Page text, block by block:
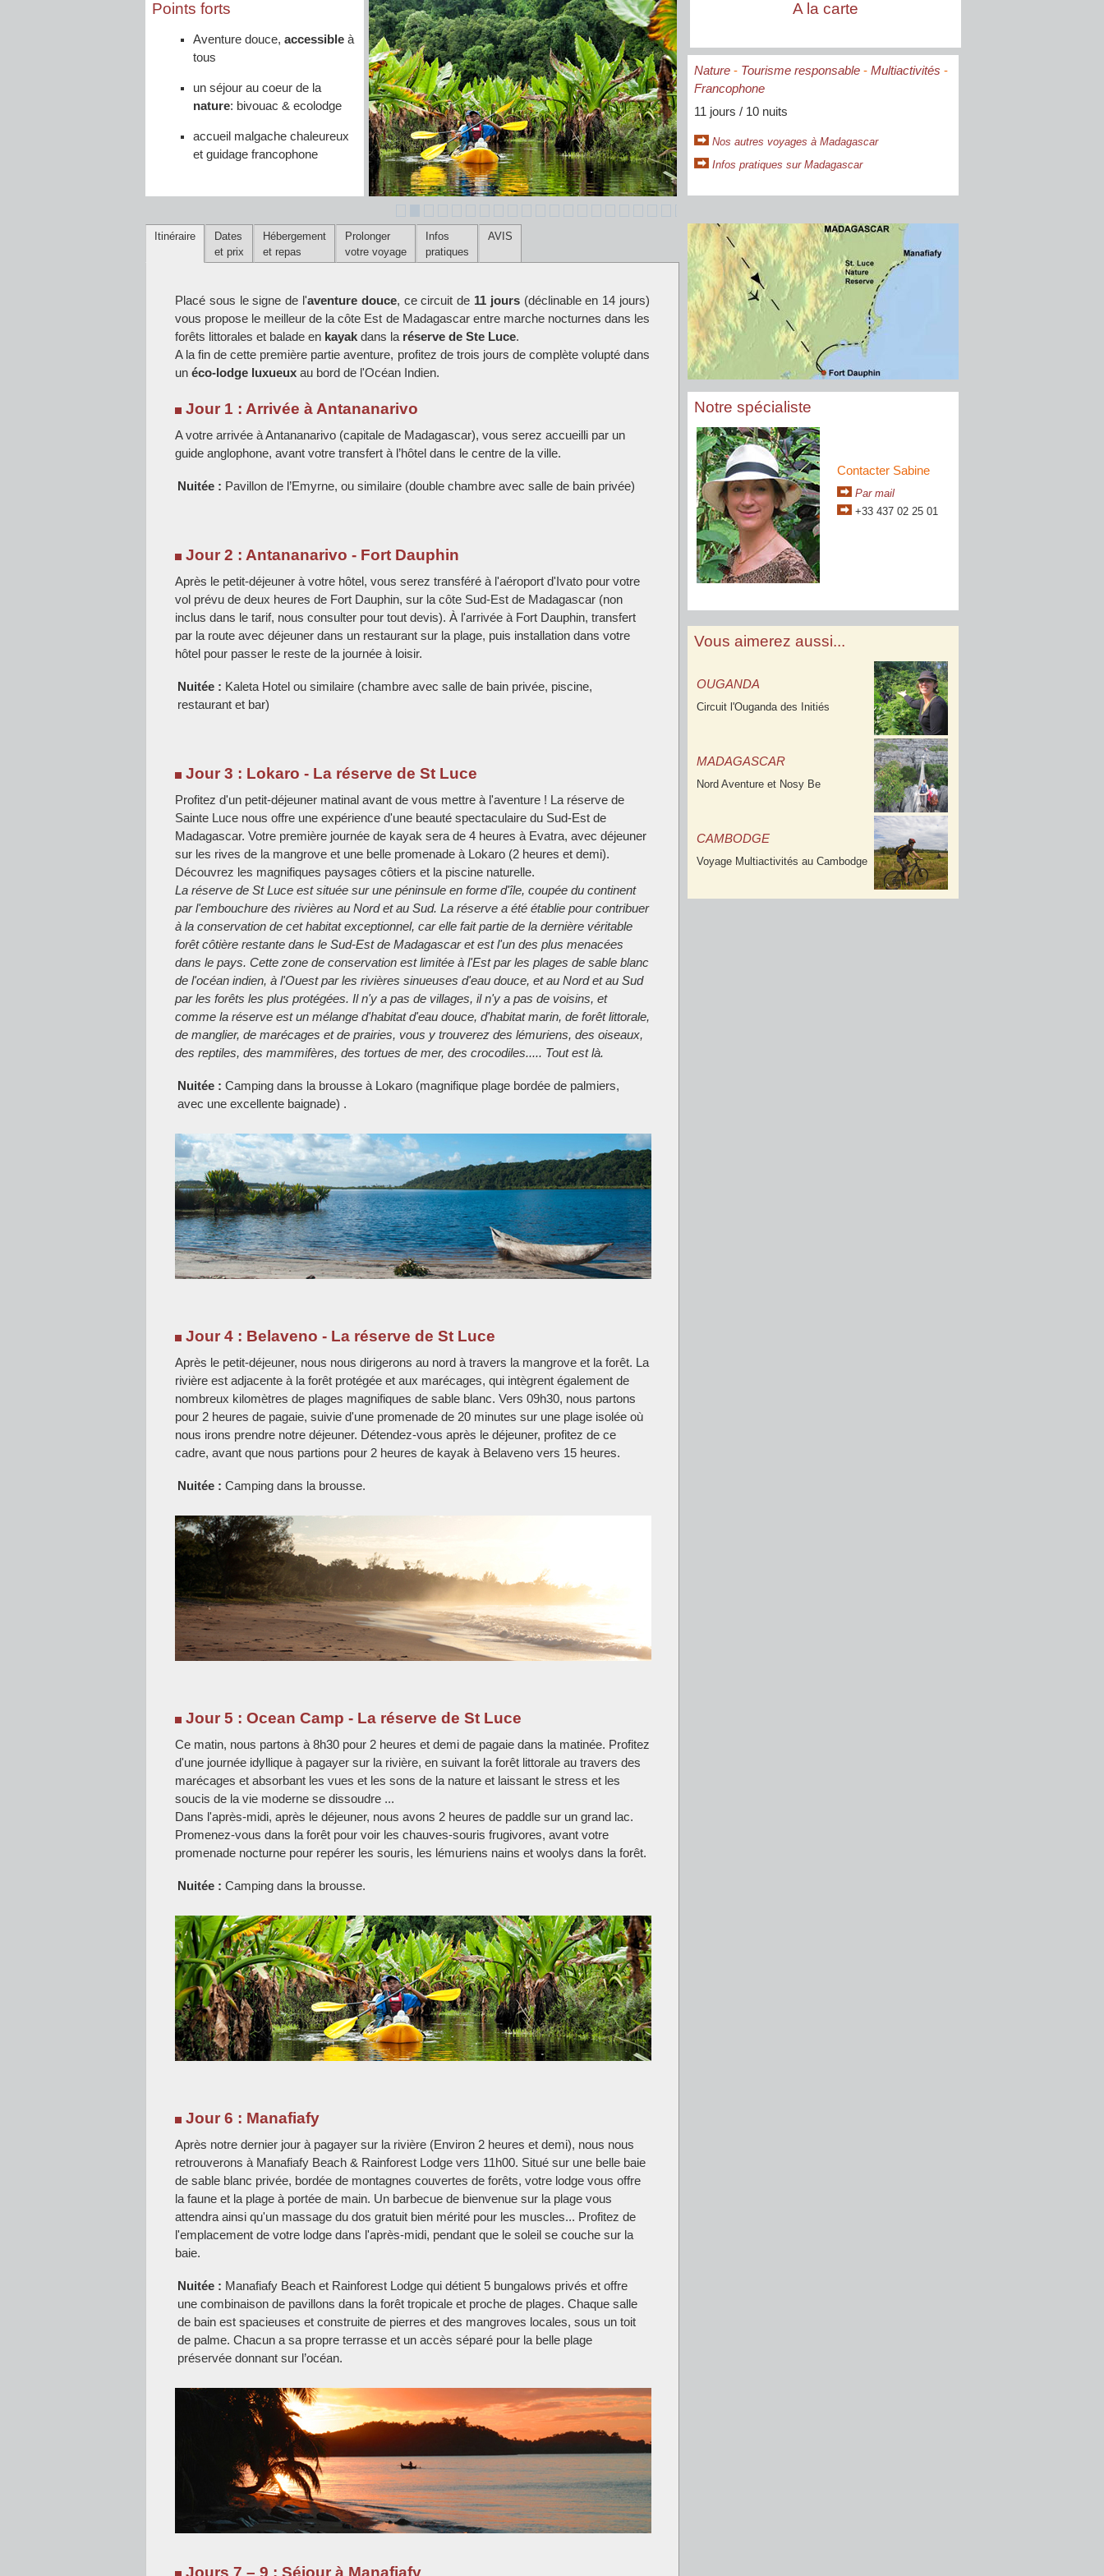
Itinéraire
Dates
et prix
Hébergement
et repas
Prolonger
votre voyage
Infos
pratiques
AVIS
Placé sous le signe de l'aventure douce, ce circuit de 11 jours(déclinable en 14 jours)
vous propose le meilleur de la côte Est de Madagascar entre marche nocturnes dans les
forêts littorales et balade en kayak dans la réserve de Ste Luce.
A la fin de cette première partie aventure, profitez de trois jours de complète volupté dans
un éco-lodge luxueux au bord de l'Océan Indien.
Jour 1 : Arrivée à Antananarivo
A votre arrivée à Antananarivo (capitale de Madagascar), vous serez accueilli par un
guide anglophone, avant votre transfert à l’hôtel dans le centre de la ville.
Nuitée : Pavillon de l’Emyrne, ou similaire (double chambre avec salle de bain privée)
Jour 2 : Antananarivo - Fort Dauphin
Après le petit-déjeuner à votre hôtel, vous serez transféré à l'aéroport d'Ivato pour votre
vol prévu de deux heures de Fort Dauphin, sur la côte Sud-Est de Madagascar (non
inclus dans le tarif, nous consulter pour tout devis). À l'arrivée à Fort Dauphin, transfert
par la route avec déjeuner dans un restaurant sur la plage, puis installation dans votre
hôtel pour passer le reste de la journée à loisir.
Nuitée : Kaleta Hotel ou similaire (chambre avec salle de bain privée, piscine,
restaurant et bar)
Jour 3 : Lokaro - La réserve de St Luce
Profitez d'un petit-déjeuner matinal avant de vous mettre à l'aventure ! La réserve de
Sainte Luce nous offre une expérience d'une beauté spectaculaire du Sud-Est de
Madagascar. Votre première journée de kayak sera de 4 heures à Evatra, avec déjeuner
sur les rives de la mangrove et une belle promenade à Lokaro (2 heures et demi).
Découvrez les magnifiques paysages côtiers et la piscine naturelle.
La réserve de St Luce est située sur une péninsule en forme d'île, coupée du continent
par l'embouchure des rivières au Nord et au Sud. La réserve a été établie pour contribuer
à la conservation de cet habitat exceptionnel, car elle fait partie de la dernière véritable
forêt côtière restante dans le Sud-Est de Madagascar et est l'un des plus menacées
dans le pays. Cette zone de conservation est limitée à l'Est par les plages de sable blanc
de l'océan indien, à l'Ouest par les rivières sinueuses d'eau douce, et au Nord et au Sud
par les forêts les plus protégées. Il n'y a pas de villages, il n'y a pas de voisins, et
comme la réserve est un mélange d'habitat d'eau douce, d'habitat marin, de forêt littorale,
de manglier, de marécages et de prairies, vous y trouverez des lémuriens, des oiseaux,
des reptiles, des mammifères, des tortues de mer, des crocodiles..... Tout est là.
Nuitée : Camping dans la brousse à Lokaro (magnifique plage bordée de palmiers,
avec une excellente baignade) .
Jour 4 : Belaveno - La réserve de St Luce
Après le petit-déjeuner, nous nous dirigerons au nord à travers la mangrove et la forêt. La
rivière est adjacente à la forêt protégée et aux marécages, qui intègrent également de
nombreux kilomètres de plages magnifiques de sable blanc. Vers 09h30, nous partons
pour 2 heures de pagaie, suivie d'une promenade de 20 minutes sur une plage isolée où
nous irons prendre notre déjeuner. Détendez-vous après le déjeuner, profitez de ce
cadre, avant que nous partions pour 2 heures de kayak à Belaveno vers 15 heures.
Nuitée : Camping dans la brousse.
Jour 5 : Ocean Camp - La réserve de St Luce
Ce matin, nous partons à 8h30 pour 2 heures et demi de pagaie dans la matinée. Profitez
d'une journée idyllique à pagayer sur la rivière, en suivant la forêt littorale au travers des
marécages et absorbant les vues et les sons de la nature et laissant le stress et les
soucis de la vie moderne se dissoudre ...
Dans l'après-midi, après le déjeuner, nous avons 2 heures de paddle sur un grand lac.
Promenez-vous dans la forêt pour voir les chauves-souris frugivores, avant votre
promenade nocturne pour repérer les souris, les lémuriens nains et woolys dans la forêt.
Nuitée : Camping dans la brousse.
Jour 6 : Manafiafy
Après notre dernier jour à pagayer sur la rivière (Environ 2 heures et demi), nous nous
retrouverons à Manafiafy Beach & Rainforest Lodge vers 11h00. Situé sur une belle baie
de sable blanc privée, bordée de montagnes couvertes de forêts, votre lodge vous offre
la faune et la plage à portée de main. Un barbecue de bienvenue sur la plage vous
attendra ainsi qu'un massage du dos gratuit bien mérité pour les muscles... Profitez de
l'emplacement de votre lodge dans l'après-midi, pendant que le soleil se couche sur la
baie.
Nuitée : Manafiafy Beach et Rainforest Lodge qui détient 5 bungalows privés et offre
une combinaison de pavillons dans la forêt tropicale et proche de plages. Chaque salle
de bain est spacieuses et construite de pierres et des mangroves locales, sous un toit
de palme. Chacun a sa propre terrasse et un accès séparé pour la belle plage
préservée donnant sur l’océan.
Jours 7 – 9 : Séjour à Manafiafy
Points forts
Aventure douce, accessible à
tous
un séjour au coeur de la
nature: bivouac & ecolodge
accueil malgache chaleureux
et guidage francophone
A la carte
Nature - Tourisme responsable - Multiactivités -
Francophone
11 jours / 10 nuits
Nos autres voyages à Madagascar
Infos pratiques sur Madagascar
Notre spécialiste
Contacter Sabine
Par mail
+33 437 02 25 01
Vous aimerez aussi...
OUGANDA
Circuit l'Ouganda des Initiés
MADAGASCAR
Nord Aventure et Nosy Be
CAMBODGE
Voyage Multiactivités au Cambodge